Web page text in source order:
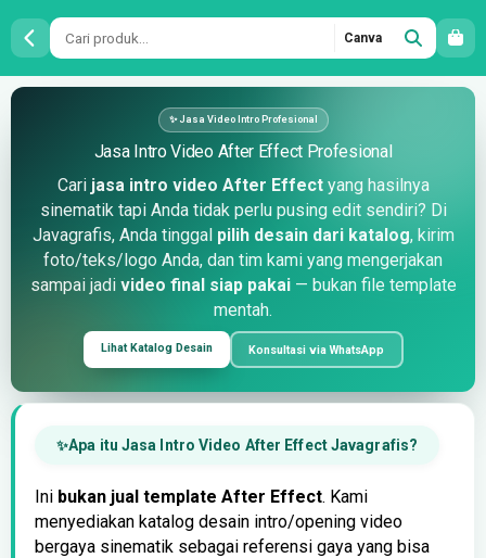
Canva
Jasa
Video
After
Effect
Profesional
✨ Jasa Video Intro Profesional
Jasa Intro Video After Effect Profesional
Cari jasa intro video After Effectyang hasilnya
sinematik tapi Anda tidak perlu pusing edit sendiri? Di
Javagrafis, Anda tinggal pilih desain dari katalog, kirim
foto/teks/logo Anda, dan tim kami yang mengerjakan
sampai jadi video final siap pakai— bukan file template
mentah.
Lihat Katalog Desain Konsultasi via WhatsApp
Apa itu Jasa Intro Video After Effect Javagrafis?
Ini bukan jual template After Effect. Kami
menyediakan katalog desain intro/opening video
bergaya sinematik sebagai referensi gaya yang bisa